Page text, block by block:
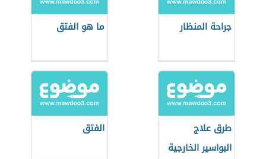
جراحة المنظار ما هو الفتق
طرق علاج
البواسير الخارجية
الفتق